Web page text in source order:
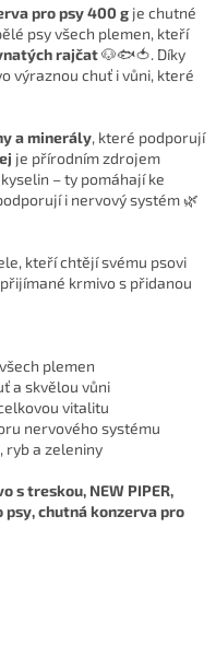
pro psy 400 g je chutné
psy všech plemen, kteří
rajčat🐶🐟🍅. Díky
výraznou chuť i vůni, které
a minerály, které podporují
je přírodním zdrojem
– ty pomáhají ke
i nervový systém 🌿
kteří chtějí svému psovi
krmivo s přidanou
plemen
a skvělou vůni
vitalitu
nervového systému
ryb a zeleniny
s treskou, NEW PIPER,
chutná konzerva pro